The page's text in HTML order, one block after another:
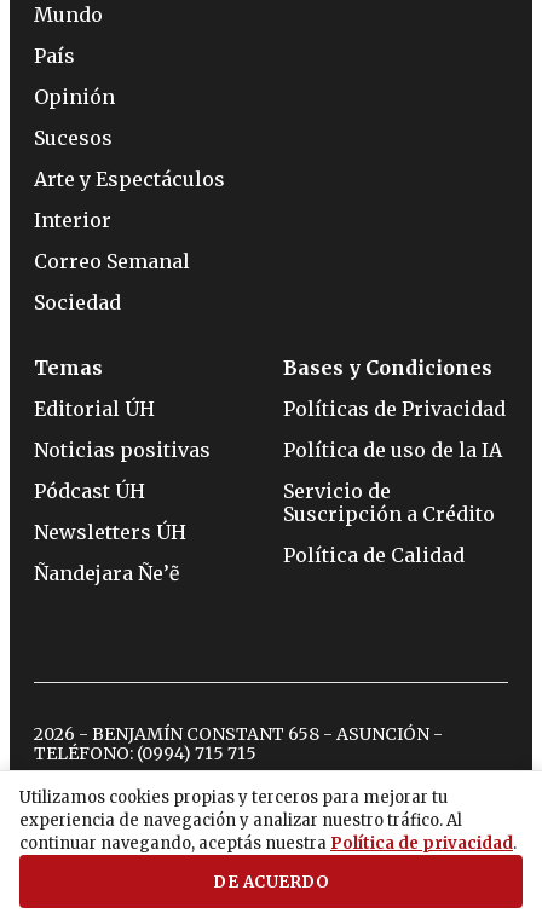
Utilizamos cookies propias y terceros para mejorar tu
experiencia de navegación y analizar nuestro tráfico. Al
continuar navegando, aceptás nuestra Política de privacidad.
DE ACUERDO
Mundo
País
Opinión
Sucesos
Arte y Espectáculos
Interior
Correo Semanal
Sociedad
Temas
Editorial ÚH
Noticias positivas
Pódcast ÚH
Newsletters ÚH
Ñandejara Ñe’ẽ
Bases y Condiciones
Políticas de Privacidad
Política de uso de la IA
Servicio de
Suscripción a Crédito
Política de Calidad
2026 - BENJAMÍN CONSTANT 658 - ASUNCIÓN -
TELÉFONO: (0994) 715 715
twitterinstagram
facebook
tiktokyoutubespotify